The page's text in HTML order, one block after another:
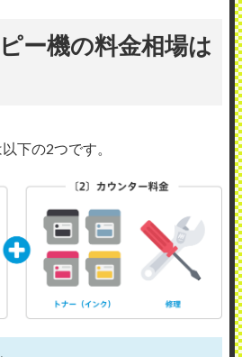
ー機の料金相場は
下の2つです。